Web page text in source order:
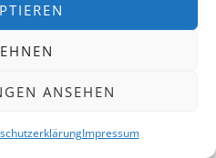
ANSEHEN
Impressum